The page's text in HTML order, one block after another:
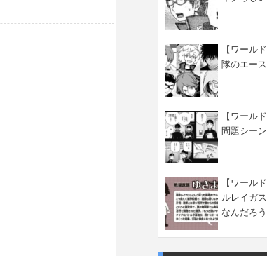
【ワール
隊のエー
【ワール
問題シー
【ワール
ルレイガ
なんだろう